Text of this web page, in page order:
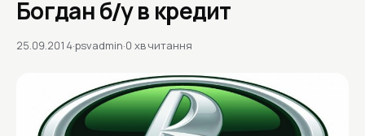
Богдан б/у в кредит
25.09.2014·psvadmin·0 хв читання